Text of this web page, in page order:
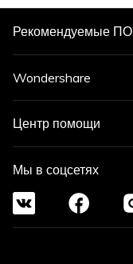
Рекомендуемые ПО
Wondershare
Центр помощи
Мы в соцсетях